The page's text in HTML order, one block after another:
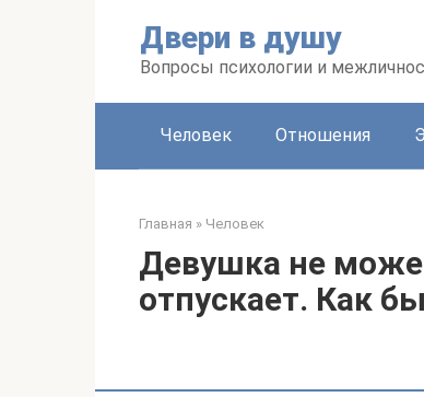
Двери в душу
Вопросы психологии и
Человек Отношения
Главная » Человек
Девушка не
отпускает. Как